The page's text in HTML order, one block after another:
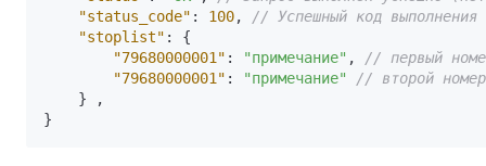
"status_code" : 100,
// Успешный код выполнения
"stoplist" :
{
"79680000001" : "примечание" ,
// первый
"79680000001" : "примечание"
// второй номер
}
,
}